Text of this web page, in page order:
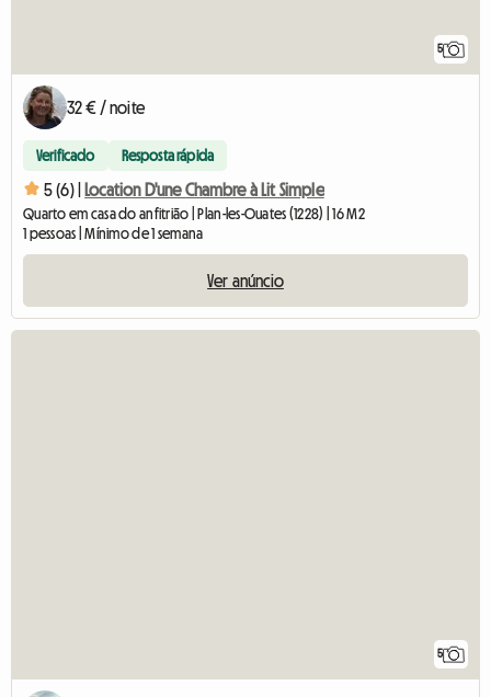
5
32 € / noite
Verificado Resposta rápida
5 (6) | Location D'une Chambre à Lit Simple
Quarto em casa do anfitrião | Plan-les-Ouates (1228) | 16 M2
1 pessoas | Mínimo de 1 semana
Ver anúncio
5